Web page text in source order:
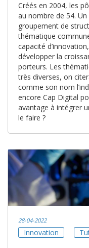
Créés en 2004, les
au nombre de 54.
groupement de
thématique
capacité
développer la
porteurs. Les
très diverses, on
comme son nom
encore Cap Digital
avantage à intégrer
le faire ?
28-04-2022
Innovation